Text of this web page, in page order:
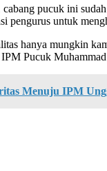
pucuk ini
pengurus untuk
hanya mungkin
Pucuk
Menuju IPM